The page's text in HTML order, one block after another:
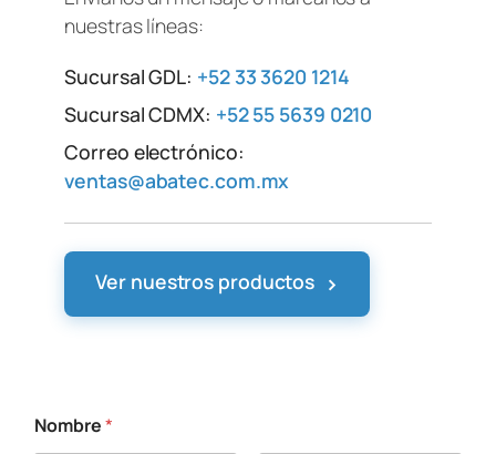
nuestras líneas:
Sucursal GDL: +52 33 3620 1214
Sucursal CDMX: +52 55 5639 0210
Correo electrónico:
ventas@abatec.com.mx
Ver nuestros productos ›
Nombre*